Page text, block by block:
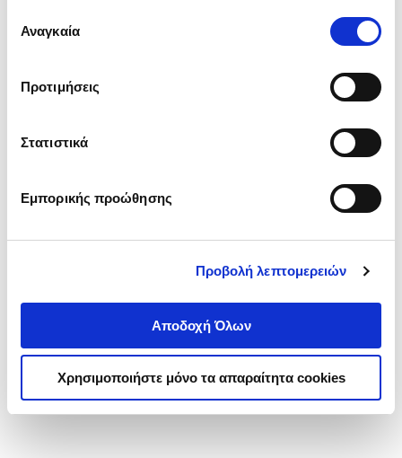
ενδιαφέρουν και να επιλέξετε από τα παρακάτω με την
΄΄και να ενημερωθείτε σχετικά με
συγκατάθεσης
Αναγκαία
Προτιμήσεις
Στατιστικά
Εμπορικής προώθησης
Προβολή λεπτομερειών
Αποδοχή Όλων
Χρησιμοποιήστε μόνο τα απαραίτητα cookies